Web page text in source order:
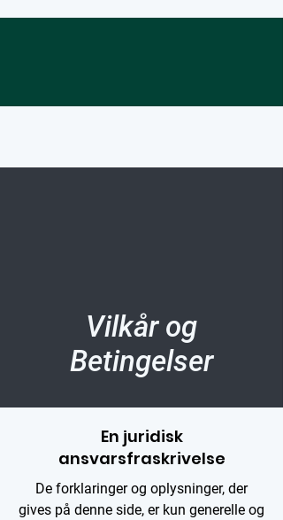
Vilkår og
Betingelser
En juridisk
ansvarsfraskrivelse
De forklaringer og oplysninger, der
gives på denne side, er kun generelle og